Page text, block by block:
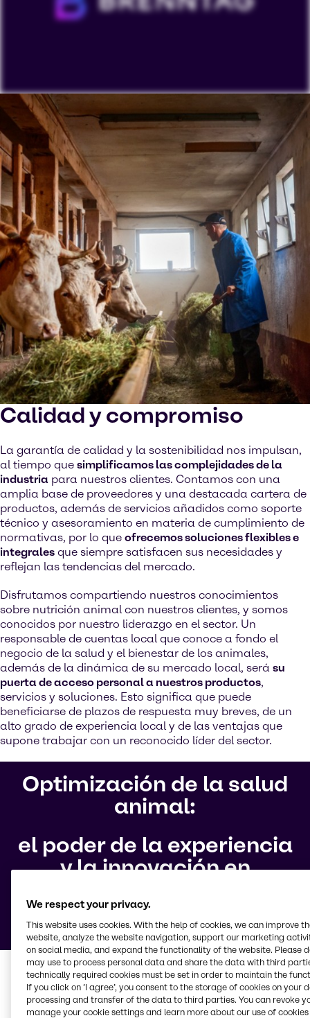
Para ver nuestros vídeos de YouTube debe aceptar las
'Targeting cookies'. La visualización de este contenido
puede dar lugar a que YouTube procese datos
personales o coloque cookies en su dispositivo.
Cookies SettingsVer en YouTube
Calidad y compromiso
La garantía de calidad y la sostenibilidad nos impulsan,
al tiempo que simplificamos las complejidades de la
industria para nuestros clientes. Contamos con una
amplia base de proveedores y una destacada cartera de
productos, además de servicios añadidos como soporte
técnico y asesoramiento en materia de cumplimiento de
normativas, por lo que ofrecemos soluciones flexibles e
integrales que siempre satisfacen sus necesidades y
reflejan las tendencias del mercado.
Disfrutamos compartiendo nuestros conocimientos
sobre nutrición animal con nuestros clientes, y somos
conocidos por nuestro liderazgo en el sector. Un
responsable de cuentas local que conoce a fondo el
negocio de la salud y el bienestar de los animales,
además de la dinámica de su mercado local, será su
puerta de acceso personal a nuestros productos,
servicios y soluciones. Esto significa que puede
beneficiarse de plazos de respuesta muy breves, de un
alto grado de experiencia local y de las ventajas que
supone trabajar con un reconocido líder del sector.
Optimización de la salud
animal:
el poder de la experiencia
y la innovación en
alimentos para mascotas
Descubra nuestro Total
Concept
We respect your privacy.
This website uses cookies. With the help of cookies, we can improve
website, analyze the website navigation, support our marketing
on social media, and expand the functionality of the website. Please
may use to process personal data and share the data with third
technically required cookies must be set in order to maintain the
If you click on ’I agree’, you consent to the storage of cookies on your
processing and transfer of the data to third parties. You can revoke
manage your cookie settings and learn more about our use of cookies